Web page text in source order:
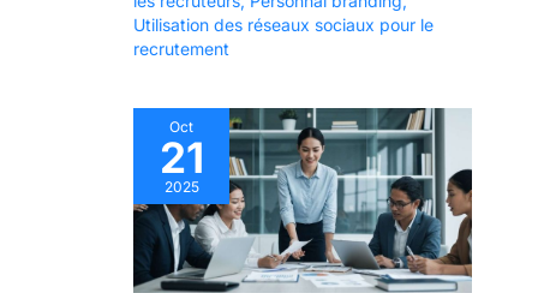
Utilisation des réseaux sociaux pour le
recrutement
Oct
21
2025